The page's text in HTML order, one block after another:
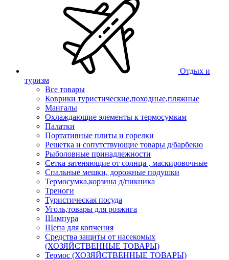
Отдых и
туризм
Все товары
Коврики туристические,походные,пляжные
Мангалы
Охлаждающие элементы к термосумкам
Палатки
Портативные плиты и горелки
Решетка и сопутствующие товары д/барбекю
Рыболовные принадлежности
Сетка затеняющие от солнца , маскировочные
Спальные мешки, дорожные подушки
Термосумка,корзина д/пикника
Треноги
Туристическая посуда
Уголь,товары для розжига
Шампура
Щепа для копчения
Средства защиты от насекомых
(ХОЗЯЙСТВЕННЫЕ ТОВАРЫ)
Термос (ХОЗЯЙСТВЕННЫЕ ТОВАРЫ)